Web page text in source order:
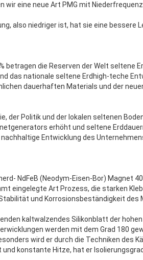
wir eine neue Art PMG mit
also niedriger ist, hat sie eine bessere
betragen die Reserven der Welt seltene
das nationale seltene Erdhigh-teche
dauerhaften Materials und der
der Politik und der lokalen seltenen
erhöht und seltene
Entwicklung des
NdFeB (Neodym-Eisen-Bor) Magnet
eingelegte Art Prozess, die starken
und Korrosionsbeständigkeit des
kaltwalzendes Silikonblatt der
werden mit dem Grad 180
wird er durch die Techniken des
konstante Hitze, hat er